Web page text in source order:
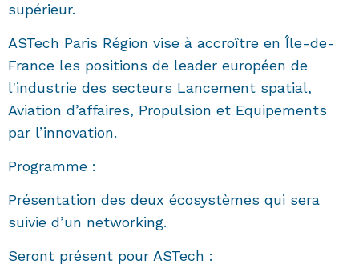
supérieur.
ASTech Paris Région vise à accroître en Île-de-
France les positions de leader européen de
l'industrie des secteurs Lancement spatial,
Aviation d’affaires, Propulsion et Equipements
par l’innovation.
Programme :
Présentation des deux écosystèmes qui sera
suivie d’un networking.
Seront présent pour ASTech :